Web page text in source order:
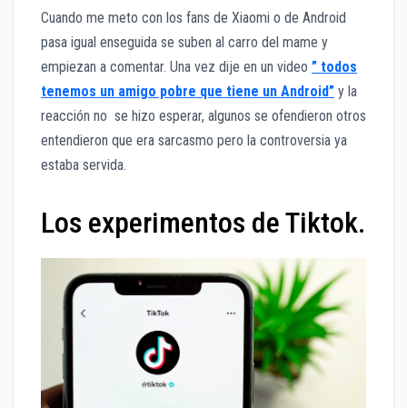
Cuando me meto con los fans de Xiaomi o de Android
pasa igual enseguida se suben al carro del mame y
empiezan a comentar. Una vez dije en un video ” todos
tenemos un amigo pobre que tiene un Android” y la
reacción no se hizo esperar, algunos se ofendieron otros
entendieron que era sarcasmo pero la controversia ya
estaba servida.
Los experimentos de Tiktok.